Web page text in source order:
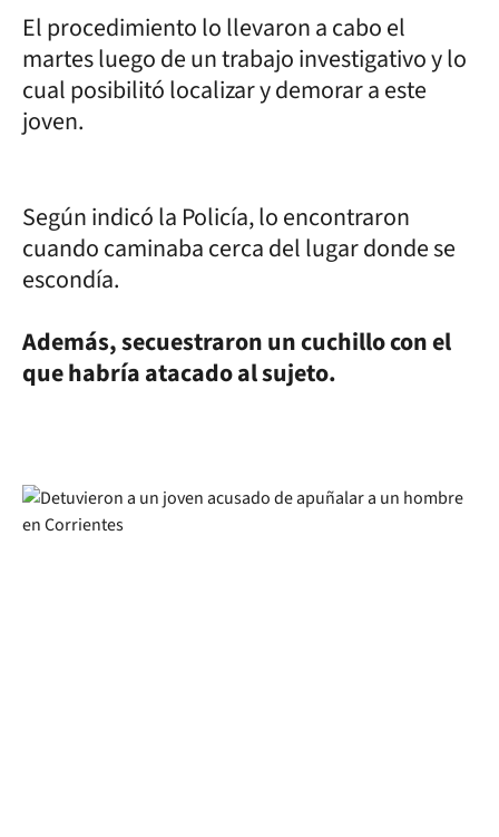
El procedimiento lo llevaron a cabo el
martes luego de un trabajo investigativo y lo
cual posibilitó localizar y demorar a este
joven.
Según indicó la Policía, lo encontraron
cuando caminaba cerca del lugar donde se
escondía.
Además, secuestraron un cuchillo con el
que habría atacado al sujeto.